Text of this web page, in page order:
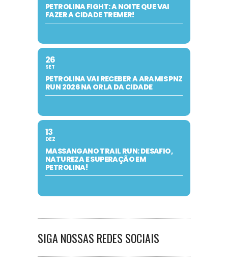
PETROLINA FIGHT: A NOITE QUE VAI
FAZER A CIDADE TREMER!
26
SET
PETROLINA VAI RECEBER A ARAMIS PNZ
RUN 2026 NA ORLA DA CIDADE
13
DEZ
MASSANGANO TRAIL RUN: DESAFIO,
NATUREZA E SUPERAÇÃO EM
PETROLINA!
SIGA NOSSAS REDES SOCIAIS